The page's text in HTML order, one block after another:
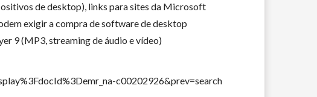
de desktop), links para sites da Microsoft
exigir a compra de software de desktop
9 (MP3, streaming de áudio e vídeo)
c00202926&prev=search